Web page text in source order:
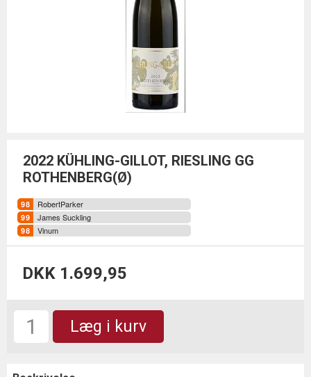
2022 KÜHLING-GILLOT, RIESLING GG
ROTHENBERG(Ø)
RobertParker
James Suckling
Vinum
DKK 1.699,95
Læg i kurv